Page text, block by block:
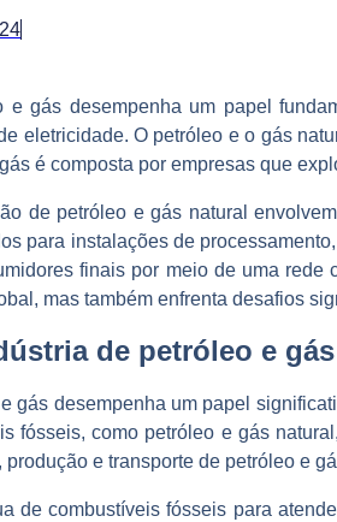
e gás desempenha um papel
eletricidade. O petróleo e o gás
é composta por empresas que
de petróleo e gás natural
para instalações de
finais por meio de uma rede
mas também enfrenta desafios
de petróleo e
gás desempenha um papel
fósseis, como petróleo e gás
e transporte de petróleo e
de combustíveis fósseis para